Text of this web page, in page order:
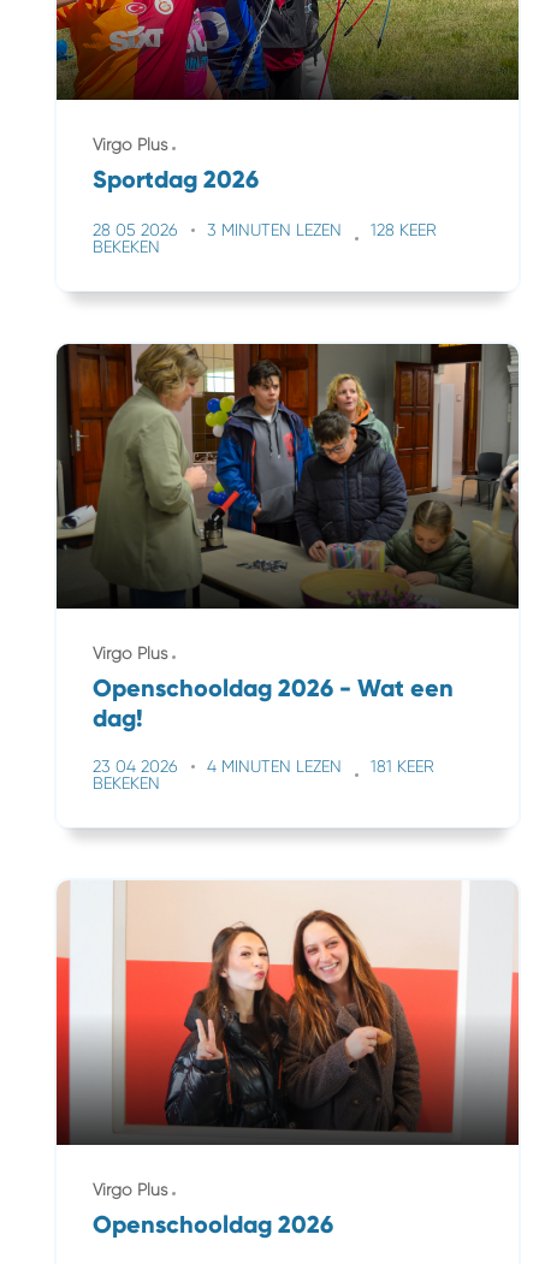
Virgo Plus
Sportdag 2026
28 05 2026 3 MINUTEN LEZEN
128 KEER
BEKEKEN
Virgo Plus
Openschooldag 2026 - Wat een
dag!
23 04 2026 4 MINUTEN LEZEN
181 KEER
BEKEKEN
Virgo Plus
Openschooldag 2026